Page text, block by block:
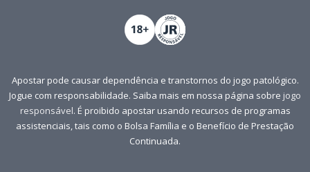
Apostar pode causar dependência e transtornos do jogo patológico.
Jogue com responsabilidade. Saiba mais em nossa página sobre jogo
responsável. É proibido apostar usando recursos de programas
assistenciais, tais como o Bolsa Família e o Benefício de Prestação
Continuada.